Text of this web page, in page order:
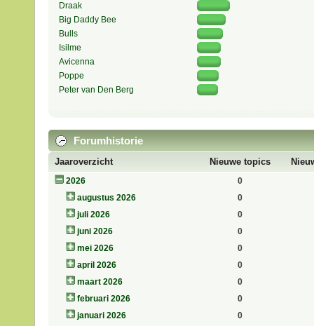
Draak
Big Daddy Bee
Bulls
Isilme
Avicenna
Poppe
Peter van Den Berg
Forumhistorie
Jaaroverzicht Nieuwe topics
2026
0
augustus 2026
0
juli 2026
0
juni 2026
0
mei 2026
0
april 2026
0
maart 2026
0
februari 2026
0
januari 2026
0